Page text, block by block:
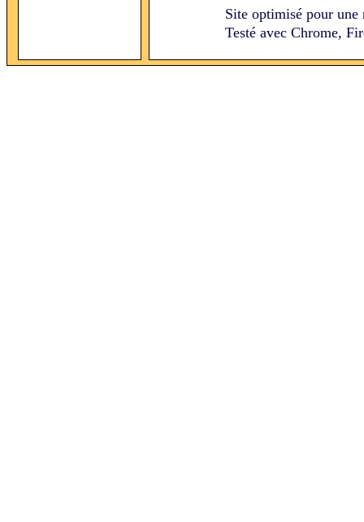
Site optimisé pour
Testé avec Chrome,